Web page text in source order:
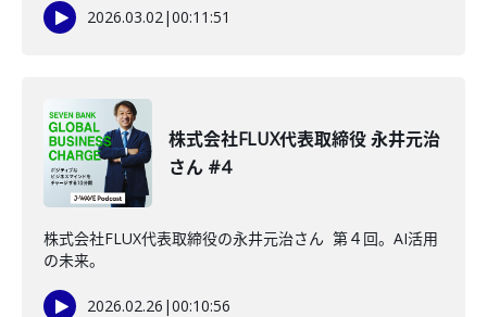
2026.03.02|00:11:51
株式会社FLUX代表取締役 永井元治
さん #4
株式会社FLUX代表取締役の永井元治さん 第４回。AI活用
の未来。
2026.02.26 |00:10:56